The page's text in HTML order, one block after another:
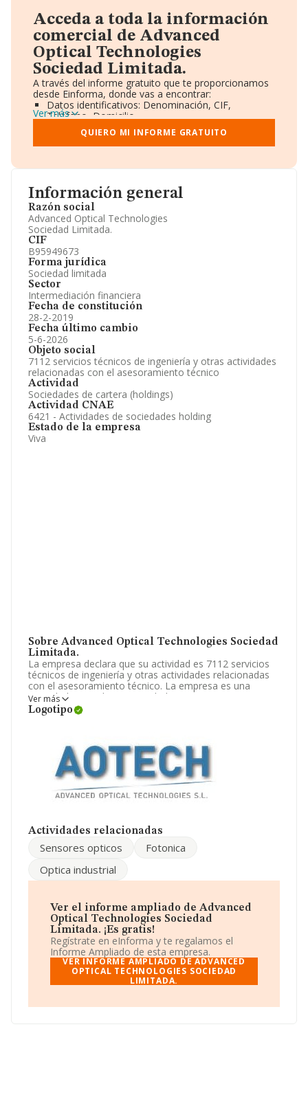
Información general
Razón social
Advanced Optical Technologies
Sociedad Limitada.
CIF
B95949673
Forma jurídica
Sociedad limitada
Sector
Intermediación financiera
Fecha de constitución
28-2-2019
Fecha último cambio
5-6-2026
Objeto social
7112 servicios técnicos de ingeniería y otras actividades
relacionadas con el asesoramiento técnico
Actividad
Sociedades de cartera (holdings)
Actividad CNAE
6421 - Actividades de sociedades holding
Estado de la empresa
Viva
Sobre Advanced Optical Technologies Sociedad
Limitada.
La empresa declara que su actividad es 7112 servicios
técnicos de ingeniería y otras actividades relacionadas
con el asesoramiento técnico. La empresa es una
Sociedad Limitada. Su actividad CNAE es '%cnae%' con
código 6421. La compañía no tiene actividad en
mercados exteriores.
teniendo en cuenta la información disponible en
INFORMA, ha dispuesto de un número de empleados
por encima de la media de sector.
Su correo essales@hodeicloud.es. Para saber más
Technologies Sociedad Limitada
núm. 14 Piso 5 D, (48002), en el municipio de Bilbao, en
Vizcaya, País Vasco.
En relación con el sector y disponiendo de los datos de
hasta 46.098 empresas, a nivel nacional la facturación
asciende a 72.413 millones de euros y la media entre
todas las compañías es de 1 millón de euros de ventas
en 2024. En relación con la información de la provincia
de Vizcaya, en la base de datos de INFORMA aparecen
1288 empresas, cuyas ventas en 2024 han alcanzado
los 15.451 millones de euros. Como información
empresas es de 2. La media de antigüedad desde la
Ver más
Logotipo
Actividades relacionadas
Sensores opticos
Fotonica
Optica industrial
Ver el informe ampliado de Advanced
Optical Technologies Sociedad
Limitada. ¡Es gratis!
Regístrate en eInforma y te regalamos el
Informe Ampliado de esta empresa.
VER INFORME AMPLIADO DE ADVANCED
OPTICAL TECHNOLOGIES SOCIEDAD
LIMITADA.
Acceda a toda la información
comercial de Advanced
Optical Technologies
Sociedad Limitada.
A través del informe gratuito que te proporcionamos
desde Einforma, donde vas a encontrar:
Datos identificativos: Denominación, CIF,
Teléfono, Domicilio.
Informe Mercantil Completo (BORME).
Gráficos de Evolución Ventas y Empleados.
Consejo de Administración y Administradores.
Accionistas.
Artículos de prensa publicados sobre la empresa.
Información oficial y registral complementaria.
Ver más
QUIERO MI INFORME GRATUITO